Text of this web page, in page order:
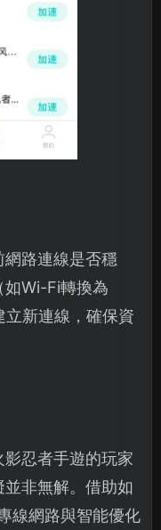
路連線是否穩
如Wi-Fi轉換為
新連線，確保資
忍者手遊的玩家
非無解。借助如
線網路與智能優化